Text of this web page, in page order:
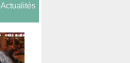
Actualités